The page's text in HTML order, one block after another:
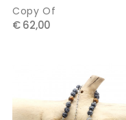
Copy Of
€ 62,00